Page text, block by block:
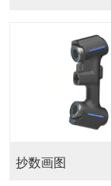
抄数画图